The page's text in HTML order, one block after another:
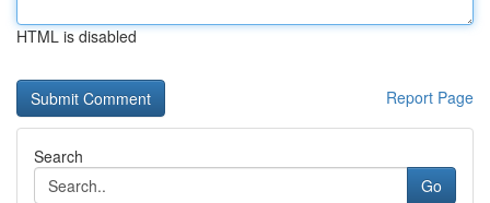
HTML is disabled
Report Page
Search
Go